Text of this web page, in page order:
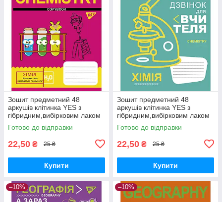
Зошит предметний 48
аркушів клітинка YES з
гібридним,вибірковим лаком
ХІМІЯ (Cool school subjects)
Готово до відправки
22,50 ₴ 25 ₴
Купити
Зошит предметний 48
аркушів клітинка YES з
гібридним,вибірковим лаком
ХІМІЯ (Fun school subjects)
Готово до відправки
22,50 ₴ 25 ₴
Купити
–10% –10%